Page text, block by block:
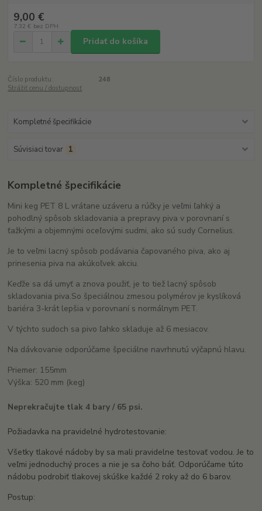
9,00 €
7,32 € bez DPH
Pridať do košíka
Číslo produktu:
248
Strážiť cenu / dostupnosť
Kompletné špecifikácie
Súvisiaci tovar 1
Kompletné špecifikácie
Mini keg PET 8 L vrátane uzáveru a rúčky je veľmi ľahký a
pohodlný spôsob skladovania a prepravy piva v porovnaní s
ťažkými a objemnými oceľovými sudmi, ako sú sudy Cornelius.
Je to veľmi lacný spôsob podávania čapovaného piva, ako aj
prinesenia piva na akúkoľvek akciu.
Keďže sa dá umyť a znova použiť, je to tiež lacný spôsob
skladovania piva.So špeciálnou zmesou polymérov je kyslíková
bariéra 3-krát lepšia v porovnaní s normálnym PET.
V týchto sudoch sa pivo ľahko skladuje až 6 mesiacov.
Na dávkovanie odporúčame špeciálne navrhnutú výčapnú hlavu.
Priemer: 155mm
Výška: 520 mm (keg)
Neprekračujte tlak 4 bary / 65 psi.
Požiadavka na pravidelné hydrotestovanie:
Všetky tlakové nádoby by sa mali pravidelne testovať vodou. Je to
veľmi jednoduchý proces a nie je sa čoho báť. Odporúčame túto
nádobu podrobiť tlakovej skúške každé 2 roky až do 6 barov.
Postup: